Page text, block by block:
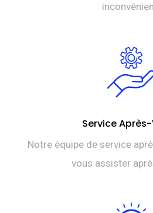
Service
Notre équipe de service
vous assister